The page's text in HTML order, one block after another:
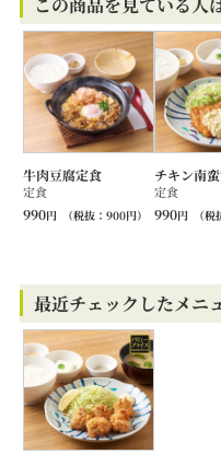
牛肉豆腐定食
定食
990円 （税抜：900円）
チキン南
定食
990円 （
最近チェックしたメニ